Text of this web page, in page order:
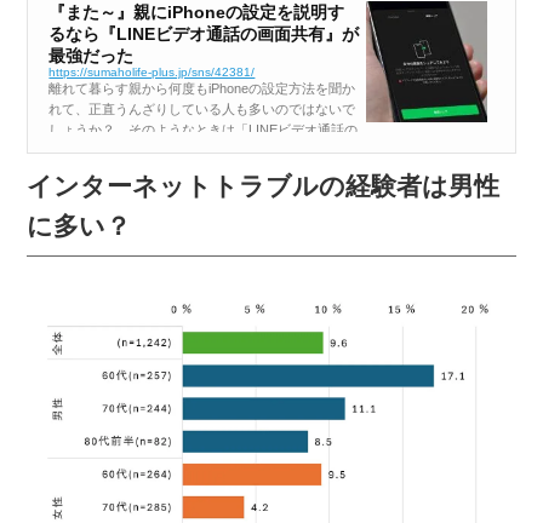
『また～』親にiPhoneの設定を説明す
るなら『LINEビデオ通話の画面共有』が
最強だった
https://sumaholife-plus.jp/sns/42381/
離れて暮らす親から何度もiPhoneの設定方法を聞か
れて、正直うんざりしている人も多いのではないで
しょうか？ そのようなときは「LINEビデオ通話の
共有」がオススメです。これなら、自分のiPhoneの
画面を共有して実際の画面を見せながら説明できる
ので、設定方法も簡単に...
インターネットトラブルの経験者は男性
に多い？